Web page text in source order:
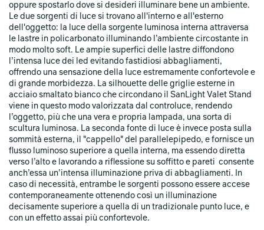
SanLight Valet Stand è anche una lampada a led, con distinte
sorgenti luminose. L’impiego di LED quali sorgenti luminose
porta con sé molteplici vantaggi tra cui ingombri ridotti, bassi
consumi energetici, pur con un indice di resa cromatica
superiore a 80, e assenza di sviluppo puntuale di calore. La
potenza luminosa totale è equivalente a quella emessa da una
sorgente a incandescenza tradizionale di circa 500 watt, ma
con un assorbimento elettrico complessivo di soltanto circa 100
watt frazionati nelle due sorgenti differenti, una di circa 66 watt
ed una di circa 33 watt. Il risparmio energetico è quindi
rimarchevole, a tutto vantaggio dell'economicità e della
sostenibilità.
SanLight Valent Stand è anche un guardaroba mobile, montato
su quattro ruote, in modo tale da rendere estremamente facile il
suo spostamento e la sua rotazione.
Tutta la collezione KUSHIM CARING DESIGN sarà in esposizione
dal 4 al 10 Settembre presso lo showroom NVK Design di
Natasha Calandrino Van Kleef, in via Cola Montano 6, dalle
10.00 alle 18.00.
oppure spostarlo dove si desideri illuminare bene un ambiente.
Le due sorgenti di luce si trovano all'interno e all'esterno
dell'oggetto: la luce della sorgente luminosa interna attraversa
le lastre in policarbonato illuminando l’ambiente circostante in
modo molto soft. Le ampie superfici delle lastre diffondono
l’intensa luce dei led evitando fastidiosi abbagliamenti,
offrendo una sensazione della luce estremamente confortevole e
di grande morbidezza. La silhouette delle griglie esterne in
acciaio smaltato bianco che circondano il SanLight Valet Stand
viene in questo modo valorizzata dal controluce, rendendo
l’oggetto, più che una vera e propria lampada, una sorta di
scultura luminosa. La seconda fonte di luce è invece posta sulla
sommità esterna, il "cappello" del parallelepipedo, e fornisce un
flusso luminoso superiore a quella interna, ma essendo diretta
verso l’alto e lavorando a riflessione su soffitto e pareti consente
anch’essa un’intensa illuminazione priva di abbagliamenti. In
caso di necessità, entrambe le sorgenti possono essere accese
contemporaneamente ottenendo così un illuminazione
decisamente superiore a quella di un tradizionale punto luce, e
con un effetto assai più confortevole.